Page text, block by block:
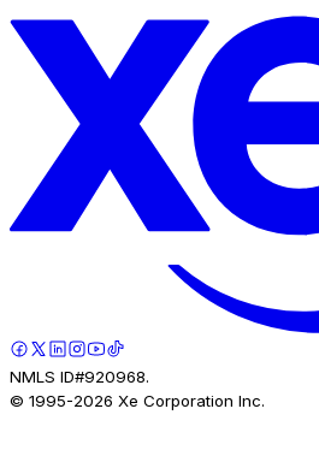
NMLS ID#920968.
© 1995-2026 Xe Corporation Inc.